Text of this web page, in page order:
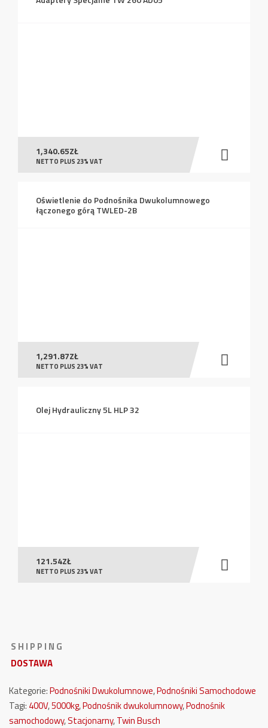
1,340.65ZŁ
NETTO PLUS 23% VAT
Oświetlenie do Podnośnika Dwukolumnowego
łączonego górą TWLED-2B
1,291.87ZŁ
NETTO PLUS 23% VAT
Olej Hydrauliczny 5L HLP 32
121.54ZŁ
NETTO PLUS 23% VAT
S H I P P I N G
DOSTAWA
Kategorie:Podnośniki Dwukolumnowe,Podnośniki Samochodowe
Tagi: 400V,5000kg,Podnośnik dwukolumnowy,Podnośnik
samochodowy,Stacjonarny,Twin Busch